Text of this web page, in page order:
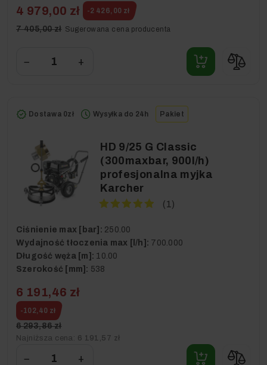
4 979,00 zł -2 426,00 zł
7 405,00 zł Sugerowana cena producenta
− +
Pakiet
Dostawa 0zł Wysyłka do 24h
HD 9/25 G Classic
(300maxbar, 900l/h)
profesjonalna myjka
Karcher
(1)
Ciśnienie max [bar]: 250.00
Wydajność tłoczenia max [l/h]: 700.000
Długość węża [m]: 10.00
Szerokość [mm]: 538
6 191,46 zł
-102,40 zł
6 293,86 zł
Najniższa cena: 6 191,57 zł
− +